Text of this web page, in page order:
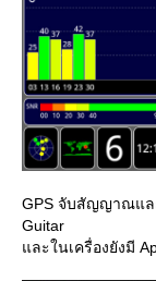
GPS จับสัญญาณแล
Guitar
ละในเครื่องยังมี